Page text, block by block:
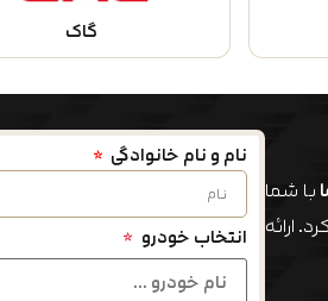
گاک
با شما
ارائه
نام و نام خانوادگی
انتخاب خودرو *